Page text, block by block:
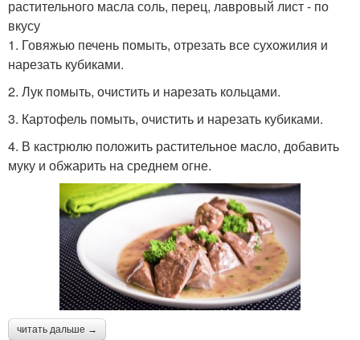
растительного масла соль, перец, лавровый лист - по
вкусу
1. Говяжью печень помыть, отрезать все сухожилия и
нарезать кубиками.
2. Лук помыть, очистить и нарезать кольцами.
3. Картофель помыть, очистить и нарезать кубиками.
4. В кастрюлю положить растительное масло, добавить
муку и обжарить на среднем огне.
читать дальше →